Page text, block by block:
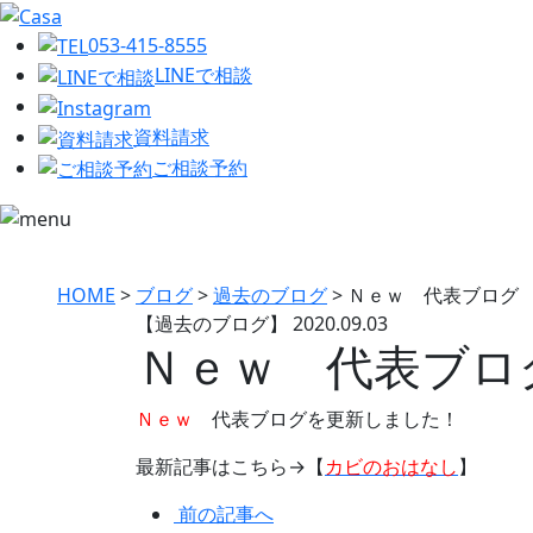
053-415-8555
LINEで相談
資料請求
ご相談予約
HOME > ブログ>過去のブログ> Ｎｅｗ 代表ブログ
【過去のブログ】 2020.09.03
Ｎｅｗ 代表ブロ
Ｎｅｗ
代表ブログを更新しました！
最新記事はこちら→【カビのおはなし】
前の記事へ